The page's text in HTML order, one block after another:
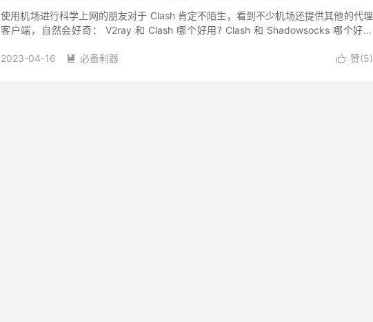
使用机场进行科学上网的朋友对于 Clash 肯定不陌生，看到不少机场还提供其他的代理
客户端，自然会好奇： V2ray 和 Clash 哪个好用? Clash 和 Shadowsocks 哪个好？
 赞(5)
2023-04-16  必备利器